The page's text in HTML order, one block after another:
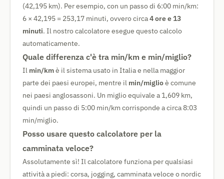
(42,195 km). Per esempio, con un passo di 6:00 min/km:
6 × 42,195 = 253,17 minuti, ovvero circa4 ore e 13
minuti. Il nostro calcolatore esegue questo calcolo
automaticamente.
Quale differenza c'è tra min/km e min/miglio?
Il min/kmè il sistema usato in Italia e nella maggior
parte dei paesi europei, mentre il min/miglioè comune
nei paesi anglosassoni. Un miglio equivale a 1,609 km,
quindi un passo di 5:00 min/km corrisponde a circa 8:03
min/miglio.
Posso usare questo calcolatore per la
camminata veloce?
Assolutamente sì! Il calcolatore funziona per qualsiasi
attività a piedi: corsa, jogging, camminata veloce o nordic